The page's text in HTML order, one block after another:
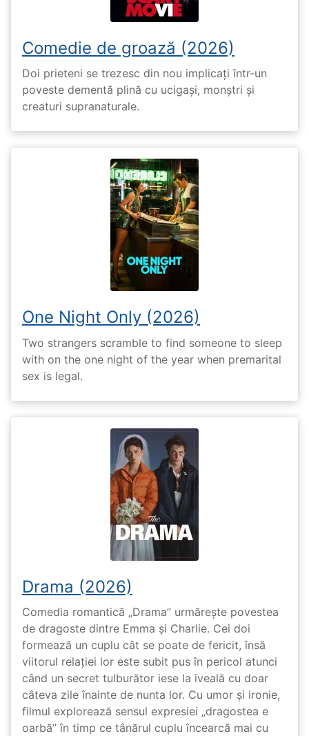
Comedie de groază (2026)
Doi prieteni se trezesc din nou implicați într-un
poveste dementă plină cu ucigași, monștri și
creaturi supranaturale.
One Night Only (2026)
Two strangers scramble to find someone to sleep
with on the one night of the year when premarital
sex is legal.
Drama (2026)
Comedia romantică „Drama” urmărește povestea
de dragoste dintre Emma și Charlie. Cei doi
formează un cuplu cât se poate de fericit, însă
viitorul relației lor este subit pus în pericol atunci
când un secret tulburător iese la iveală cu doar
câteva zile înainte de nunta lor. Cu umor și ironie,
filmul explorează sensul expresiei „dragostea e
oarbă” în timp ce tânărul cuplu încearcă mai cu